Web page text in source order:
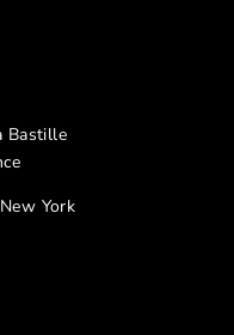
Bastille
York